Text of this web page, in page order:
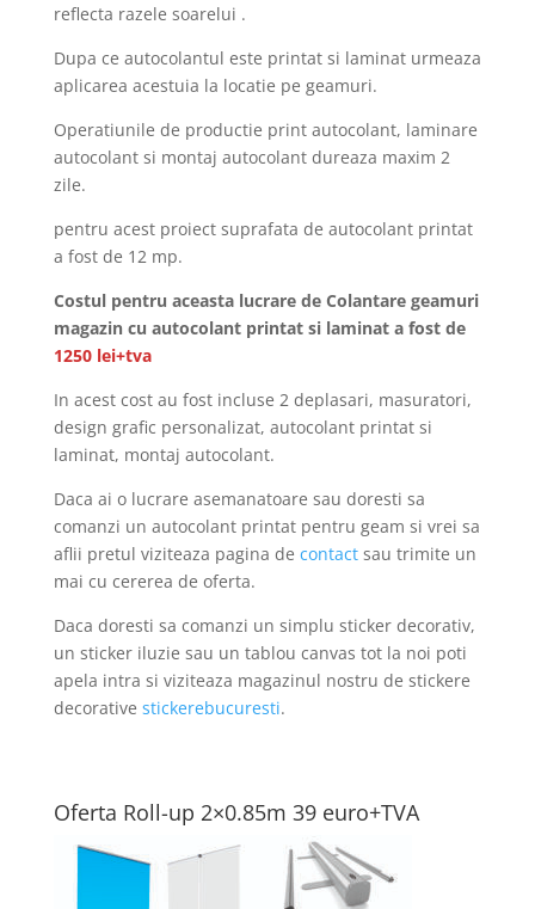
reflecta razele soarelui .
Dupa ce autocolantul este printat si laminat urmeaza
aplicarea acestuia la locatie pe geamuri.
Operatiunile de productie print autocolant, laminare
autocolant si montaj autocolant dureaza maxim 2
zile.
pentru acest proiect suprafata de autocolant printat
a fost de 12 mp.
Costul pentru aceasta lucrare de Colantare geamuri
magazin cu autocolant printat si laminat a fost de
1250 lei+tva
In acest cost au fost incluse 2 deplasari, masuratori,
design grafic personalizat, autocolant printat si
laminat, montaj autocolant.
Daca ai o lucrare asemanatoare sau doresti sa
comanzi un autocolant printat pentru geam si vrei sa
aflii pretul viziteaza pagina de contactsau trimite un
mai cu cererea de oferta.
Daca doresti sa comanzi un simplu sticker decorativ,
un sticker iluzie sau un tablou canvas tot la noi poti
apela intra si viziteaza magazinul nostru de stickere
decorative stickerebucuresti.
Oferta Roll-up 2×0.85m 39 euro+TVA